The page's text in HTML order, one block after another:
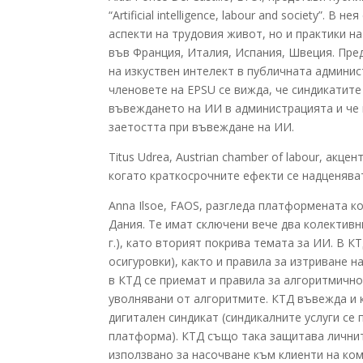
“Artificial intelligence, labour and society”. В
аспекти на трудовия живот, но и практики
във Франция, Италия, Испания, Швеция.
на изкуствен интелект в публичната
членовете на EPSU се вижда, че
въвеждането на ИИ в администрацията и
заетостта при въвеждане на ИИ.
Titus Udrea, Austrian chamber of labour,
когато краткосрочните ефекти се
Anna Ilsoe, FAOS, разгледа платформената
Дания. Те имат сключени вече два
г.), като вторият покрива темата за ИИ. В
осигуровки), както и правила за изтриване
в КТД се приемат и правила за
уволнявани от алгоритмите. КТД въвежда и
дигитален синдикат (синдикалните услуги
платформа). КТД също така защитава
използвано за насочване към клиенти на